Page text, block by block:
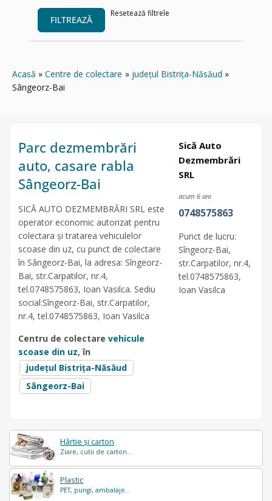
FILTREAZĂ
Resetează filtrele
Acasă Centre de colectare
județul Bistrița-Năsăud
Sângeorz-Bai
Hârtie și carton
Ziare, cutii de carton...
Plastic
PET, pungi, ambalaje...
Parc dezmembrări
auto, casare rabla
Sângeorz-Bai
SICĂ AUTO DEZMEMBRĂRI SRL este
operator economic autorizat pentru
colectara și tratarea vehiculelor
scoase din uz, cu punct de colectare
în Sângeorz-Bai, la adresa: Sîngeorz-
Bai, str.Carpatilor, nr.4,
tel.0748575863, Ioan Vasilca. Sediu
social:Sîngeorz-Bai, str.Carpatilor,
nr.4, tel.0748575863, Ioan Vasilca
Centru de colectare vehicule
scoase din uz, în
județul Bistrița-Năsăud
Sângeorz-Bai
Sică Auto
Dezmembrări
SRL
acum 6 ani
0748575863
Punct de lucru:
Sîngeorz-Bai,
str.Carpatilor, nr.4,
tel.0748575863,
Ioan Vasilca